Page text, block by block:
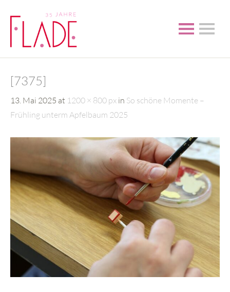
[7375]
13. Mai 2025 at 1200 × 800 px in So schöne Momente –
Frühling unterm Apfelbaum 2025